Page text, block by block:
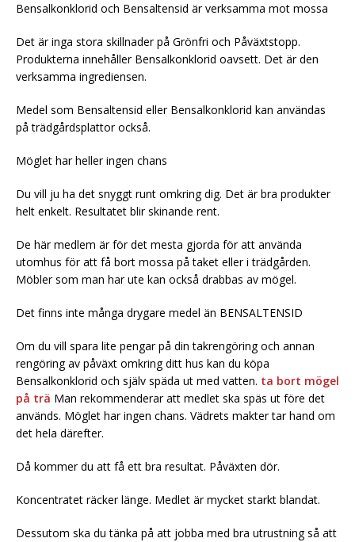
Bensalkonklorid och Bensaltensid är verksamma mot mossa
Det är inga stora skillnader på Grönfri och Påväxtstopp.
Produkterna innehåller Bensalkonklorid oavsett. Det är den
verksamma ingrediensen.
Medel som Bensaltensid eller Bensalkonklorid kan användas
på trädgårdsplattor också.
Möglet har heller ingen chans
Du vill ju ha det snyggt runt omkring dig. Det är bra produkter
helt enkelt. Resultatet blir skinande rent.
De här medlem är för det mesta gjorda för att använda
utomhus för att få bort mossa på taket eller i trädgården.
Möbler som man har ute kan också drabbas av mögel.
Det finns inte många drygare medel än BENSALTENSID
Om du vill spara lite pengar på din takrengöring och annan
rengöring av påväxt omkring ditt hus kan du köpa
Bensalkonklorid och själv späda ut med vatten. ta bort mögel
på trä Man rekommenderar att medlet ska späs ut före det
används. Möglet har ingen chans. Vädrets makter tar hand om
det hela därefter.
Då kommer du att få ett bra resultat. Påväxten dör.
Koncentratet räcker länge. Medlet är mycket starkt blandat.
Dessutom ska du tänka på att jobba med bra utrustning så att